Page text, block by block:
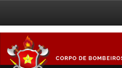
navigation